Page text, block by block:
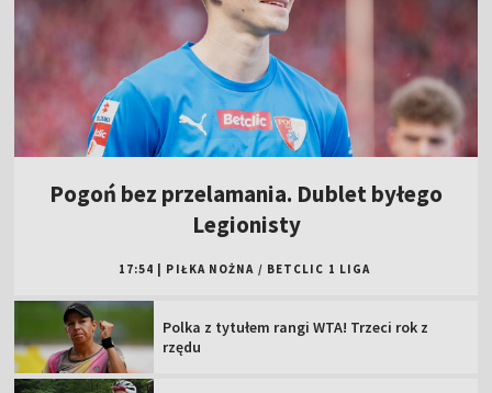
Pogoń bez przelamania. Dublet byłego
Legionisty
17:54 PIŁKA NOŻNA / BETCLIC 1 LIGA
Polka z tytułem rangi WTA! Trzeci rok z
rzędu